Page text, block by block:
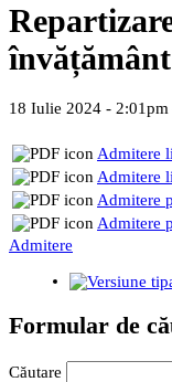
18 Iulie 2024 -
Admitere
Admitere
Admitere
Admitere
Admitere
Formular de
Căutare